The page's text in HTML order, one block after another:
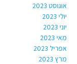
אוגוסט 2023
יולי 2023
יוני 2023
מאי 2023
אפריל 2023
מרץ 2023